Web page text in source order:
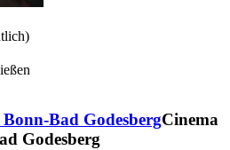
Bad GodesbergCinema
Godesberg